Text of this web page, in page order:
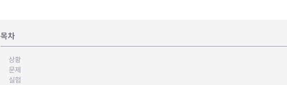
목차
상황
문제
실험